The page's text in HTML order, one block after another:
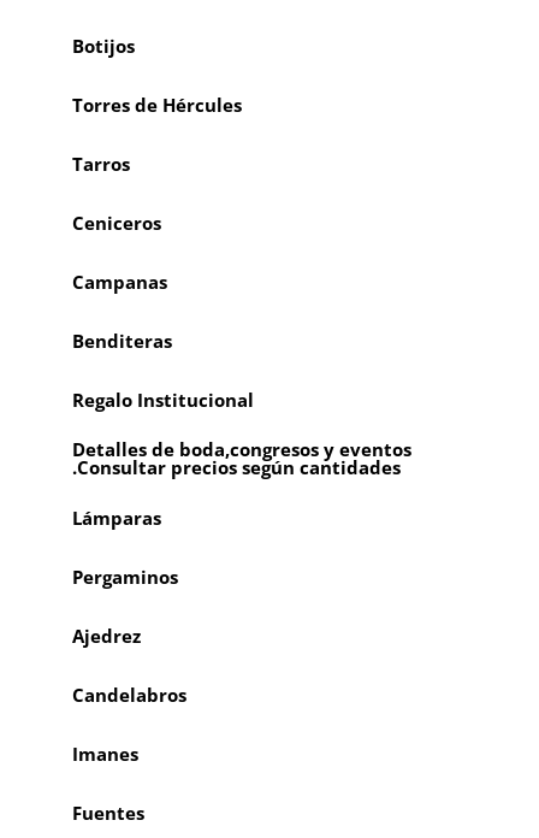
Botijos
Torres de Hércules
Tarros
Ceniceros
Campanas
Benditeras
Regalo Institucional
Detalles de boda,congresos y eventos
.Consultar precios según cantidades
Lámparas
Pergaminos
Ajedrez
Candelabros
Imanes
Fuentes